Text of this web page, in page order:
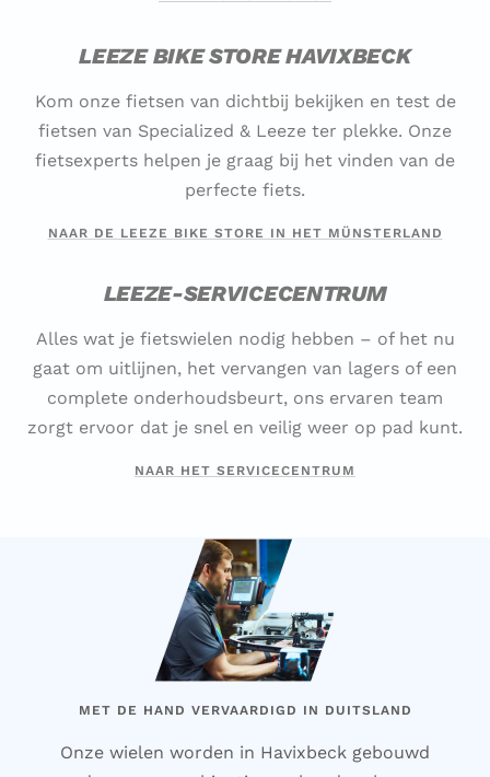
LEEZE BIKE STORE HAVIXBECK
Kom onze fietsen van dichtbij bekijken en test de
fietsen van Specialized & Leeze ter plekke. Onze
fietsexperts helpen je graag bij het vinden van de
perfecte fiets.
NAAR DE LEEZE BIKE STORE IN HET MÜNSTERLAND
LEEZE-SERVICECENTRUM
Alles wat je fietswielen nodig hebben – of het nu
gaat om uitlijnen, het vervangen van lagers of een
complete onderhoudsbeurt, ons ervaren team
zorgt ervoor dat je snel en veilig weer op pad kunt.
NAAR HET SERVICECENTRUM
MET DE HAND VERVAARDIGD IN DUITSLAND
Onze wielen worden in Havixbeck gebouwd